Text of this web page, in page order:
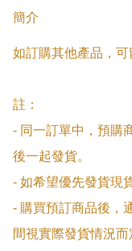
簡介
如訂購其他產品，可
註：
- 同一訂單中，預購
後一起發貨。
- 如希望優先發貨現
- 購買預訂商品後，
間視實際發貨情況而